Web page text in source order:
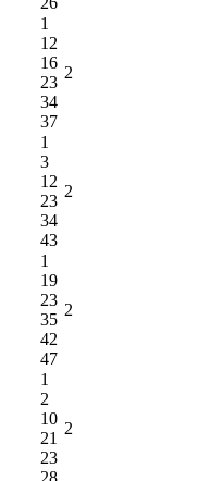
1
12
16
23
34
37
2
1
3
12
23
34
43
2
1
19
23
35
42
47
2
1
2
10
21
23
28
2